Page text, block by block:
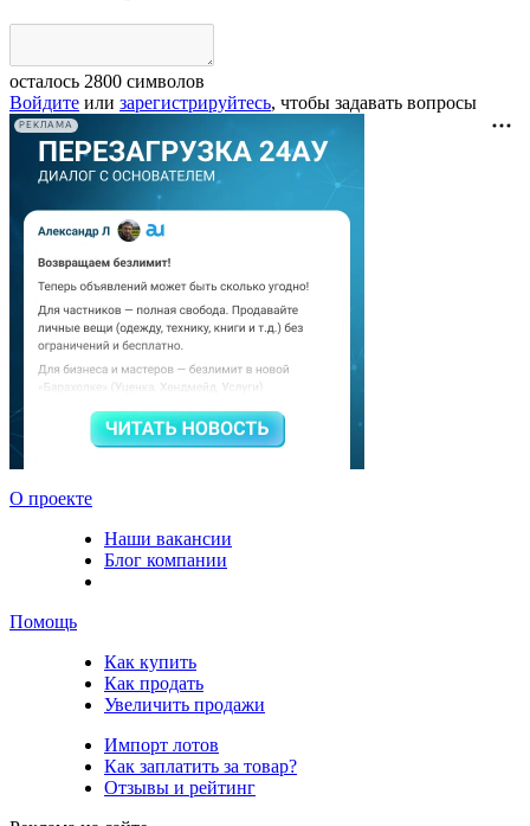
осталось 2800 символов
Войдите или зарегистрируйтесь, чтобы задавать вопросы
РЕКЛАМА
О проекте
Наши вакансии
Блог компании
Помощь
Как купить
Как продать
Увеличить продажи
Импорт лотов
Как заплатить за товар?
Отзывы и рейтинг